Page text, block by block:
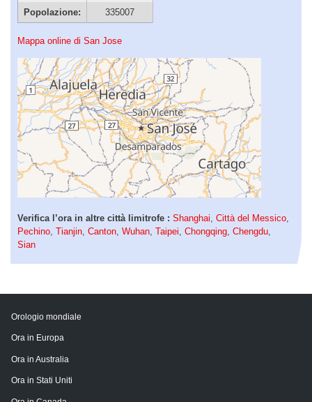
Popolazione:
335007
Mappa online di San Jose
Verifica l’ora in altre città limitrofe : Shanghai, Città del Messico,
Pechino, Tianjin, Canton, Wuhan, Taipei, Chongqing, Chengdu,
Sian
Orologio mondiale
Ora in Europa
Ora in Australia
Ora in Stati Uniti